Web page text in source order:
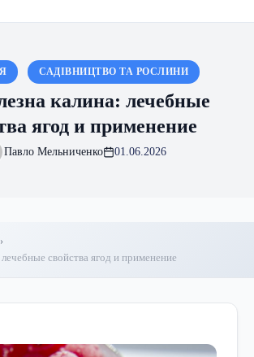
САДІВНИЦТВО ТА РОСЛИНИ
калина: лечебные
ягод и применение
Павло Мельниченко 01.06.2026
свойства ягод и применение